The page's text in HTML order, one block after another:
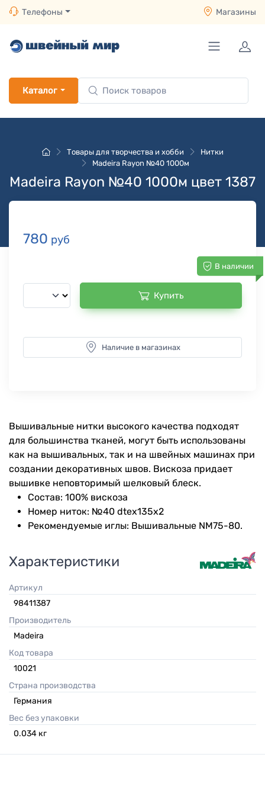
Телефоны Магазины
Каталог
Товары для творчества и хобби
Нитки
Madeira Rayon №40 1000м
Madeira Rayon №40 1000м цвет 1387
780 руб
В наличии
Купить
Наличие в магазинах
Вышивальные нитки высокого качества подходят
для большинства тканей, могут быть использованы
как на вышивальных, так и на швейных машинах при
создании декоративных швов. Вискоза придает
вышивке неповторимый шелковый блеск.
Состав: 100% вискоза
Номер ниток: №40 dtex135x2
Рекомендуемые иглы: Вышивальные NM75-80.
Характеристики
Артикул
98411387
Производитель
Madeira
Код товара
10021
Страна производства
Германия
Вес без упаковки
0.034 кг